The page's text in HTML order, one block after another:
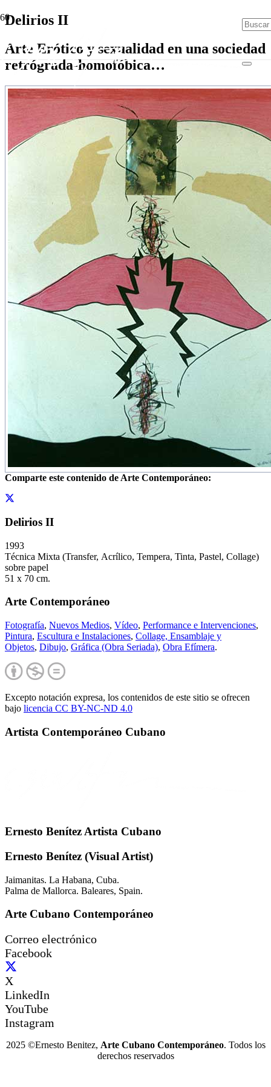
Delirios II
Arte Erótico y sexualidad en una sociedad
retrógrada-homofóbica…
Comparte este contenido de Arte Contemporáneo:
Delirios II
1993
Técnica Mixta (Transfer, Acrílico, Tempera, Tinta, Pastel, Collage)
sobre papel
51 x 70 cm.
Arte Contemporáneo
Fotografía, Nuevos Medios, Vídeo, Performance e Intervenciones,
Pintura, Escultura e Instalaciones, Collage, Ensamblaje y
Objetos, Dibujo, Gráfica (Obra Seriada), Obra Efímera.
Excepto notación expresa, los contenidos de este sitio se ofrecen
bajo licencia CC BY-NC-ND 4.0
Artista Contemporáneo Cubano
Ernesto Benítez Artista Cubano
Ernesto Benítez (Visual Artist)
Jaimanitas. La Habana, Cuba.
Palma de Mallorca. Baleares, Spain.
Arte Cubano Contemporáneo
Correo electrónico
Facebook
X
LinkedIn
YouTube
Instagram
2025 ©Ernesto Benitez, Arte Cubano Contemporáneo. Todos los
derechos reservados